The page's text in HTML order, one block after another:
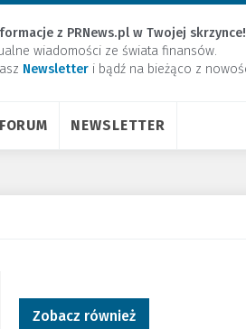
z PRNews.pl w Twojej skrzynce!
wiadomości ze świata finansów.
Newsletter ​i bądź na bieżąco z
FORUM NEWSLETTER
Zobacz również